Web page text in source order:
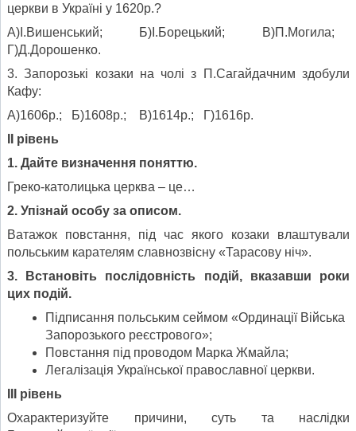
церкви в Україні у 1620р.?
А)І.Вишенський; Б)І.Борецький; В)П.Могила;
Г)Д.Дорошенко.
3. Запорозькі козаки на чолі з П.Сагайдачним здобули
Кафу:
А)1606р.; Б)1608р.; В)1614р.; Г)1616р.
ІІ рівень
1. Дайте визначення поняттю.
Греко-католицька церква – це…
2. Упізнай особу за описом.
Ватажок повстання, під час якого козаки влаштували
польським карателям славнозвісну «Тарасову ніч».
3. Встановіть послідовність подій, вказавши роки
цих подій.
Підписання польським сеймом «Ординації Війська
Запорозького реєстрового»;
Повстання під проводом Марка Жмайла;
Легалізація Української православної церкви.
ІІІ рівень
Охарактеризуйте причини, суть та наслідки